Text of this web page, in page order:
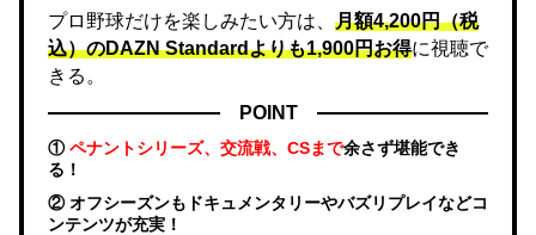
プロ野球だけを楽しみたい方は、 月額4,200円（税
込）のDAZN Standard​よりも1,900円お得に視聴で
きる。
POINT
①ペナントシリーズ、交流戦、CSまで余さず堪能でき
る！
② オフシーズンもドキュメンタリーやバズリプレイなどコ
ンテンツが充実！